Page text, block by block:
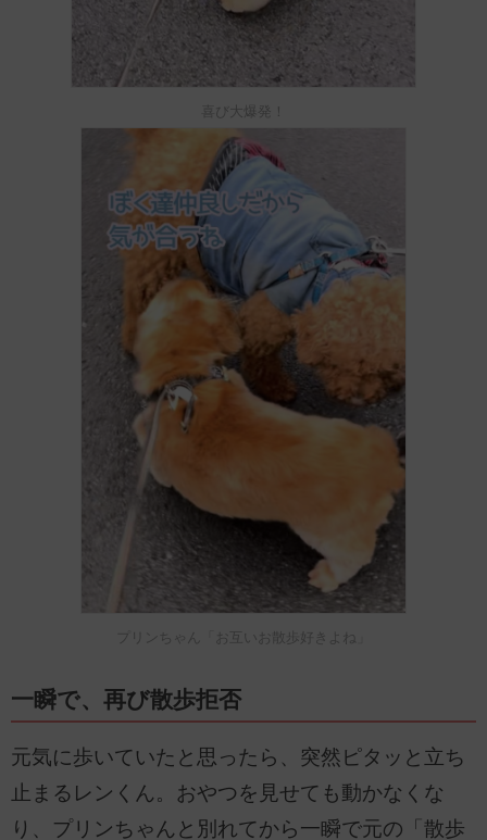
喜び大爆発！
プリンちゃん「お互いお散歩好きよね」
一瞬で、再び散歩拒否
元気に歩いていたと思ったら、突然ピタッと立ち
止まるレンくん。おやつを見せても動かなくな
り、プリンちゃんと別れてから一瞬で元の「散歩